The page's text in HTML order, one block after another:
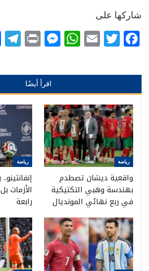
شاركها على
Facebook
Twitter
Email
اقرأ أيضًا
رياضة
واقعية ديشان تصطدم
بهندسة وهبي التكتيكية
في ربع نهائي المونديال
رياضة
الأزمات
رابعة